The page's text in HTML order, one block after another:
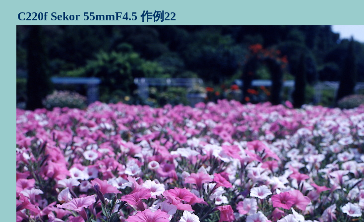
C220f Sekor 55mmF4.5 作例22